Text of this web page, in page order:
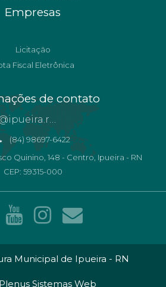
Empresas
Licitação
Fiscal Eletrônica
de contato
(84) 98697-6422
Quinino, 148 - Centro, Ipueira - RN
CEP: 59315-000
Municipal de Ipueira - RN
Plenus Sistemas Web